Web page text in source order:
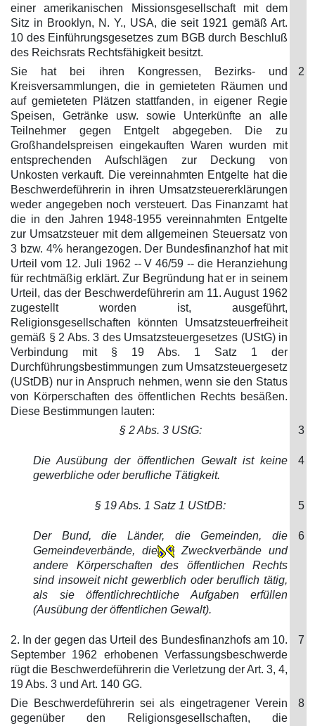
einer amerikanischen Missionsgesellschaft mit dem
Sitz in Brooklyn, N. Y., USA, die seit 1921 gemäß Art.
10 des Einführungsgesetzes zum BGB durch Beschluß
des Reichsrats Rechtsfähigkeit besitzt.
Sie hat bei ihren Kongressen, Bezirks- und
Kreisversammlungen, die in gemieteten Räumen und
auf gemieteten Plätzen stattfanden, in eigener Regie
Speisen, Getränke usw. sowie Unterkünfte an alle
Teilnehmer gegen Entgelt abgegeben. Die zu
Großhandelspreisen eingekauften Waren wurden mit
entsprechenden Aufschlägen zur Deckung von
Unkosten verkauft. Die vereinnahmten Entgelte hat die
Beschwerdeführerin in ihren Umsatzsteuererklärungen
weder angegeben noch versteuert. Das Finanzamt hat
die in den Jahren 1948-1955 vereinnahmten Entgelte
zur Umsatzsteuer mit dem allgemeinen Steuersatz von
3 bzw. 4% herangezogen. Der Bundesfinanzhof hat mit
Urteil vom 12. Juli 1962 -- V 46/59 -- die Heranziehung
für rechtmäßig erklärt. Zur Begründung hat er in seinem
Urteil, das der Beschwerdeführerin am 11. August 1962
zugestellt worden ist, ausgeführt,
Religionsgesellschaften könnten Umsatzsteuerfreiheit
gemäß § 2 Abs. 3 des Umsatzsteuergesetzes (UStG) in
Verbindung mit § 19 Abs. 1 Satz 1 der
Durchführungsbestimmungen zum Umsatzsteuergesetz
(UStDB) nur in Anspruch nehmen, wenn sie den Status
von Körperschaften des öffentlichen Rechts besäßen.
Diese Bestimmungen lauten:
2
§ 2 Abs. 3 UStG: 3
Die Ausübung der öffentlichen Gewalt ist keine
gewerbliche oder berufliche Tätigkeit.
4
§ 19 Abs. 1 Satz 1 UStDB: 5
Der Bund, die Länder, die Gemeinden, die
Gemeindeverbände, die
Zweckverbände und
andere Körperschaften des öffentlichen Rechts
sind insoweit nicht gewerblich oder beruflich tätig,
als sie öffentlichrechtliche Aufgaben erfüllen
(Ausübung der öffentlichen Gewalt).
6
2. In der gegen das Urteil des Bundesfinanzhofs am 10.
September 1962 erhobenen Verfassungsbeschwerde
rügt die Beschwerdeführerin die Verletzung der Art. 3, 4,
19 Abs. 3 und Art. 140 GG.
7
Die Beschwerdeführerin sei als eingetragener Verein
gegenüber den Religionsgesellschaften, die
8